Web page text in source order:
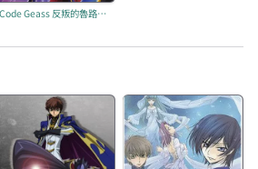
Code Geass 反叛的魯路修 R2